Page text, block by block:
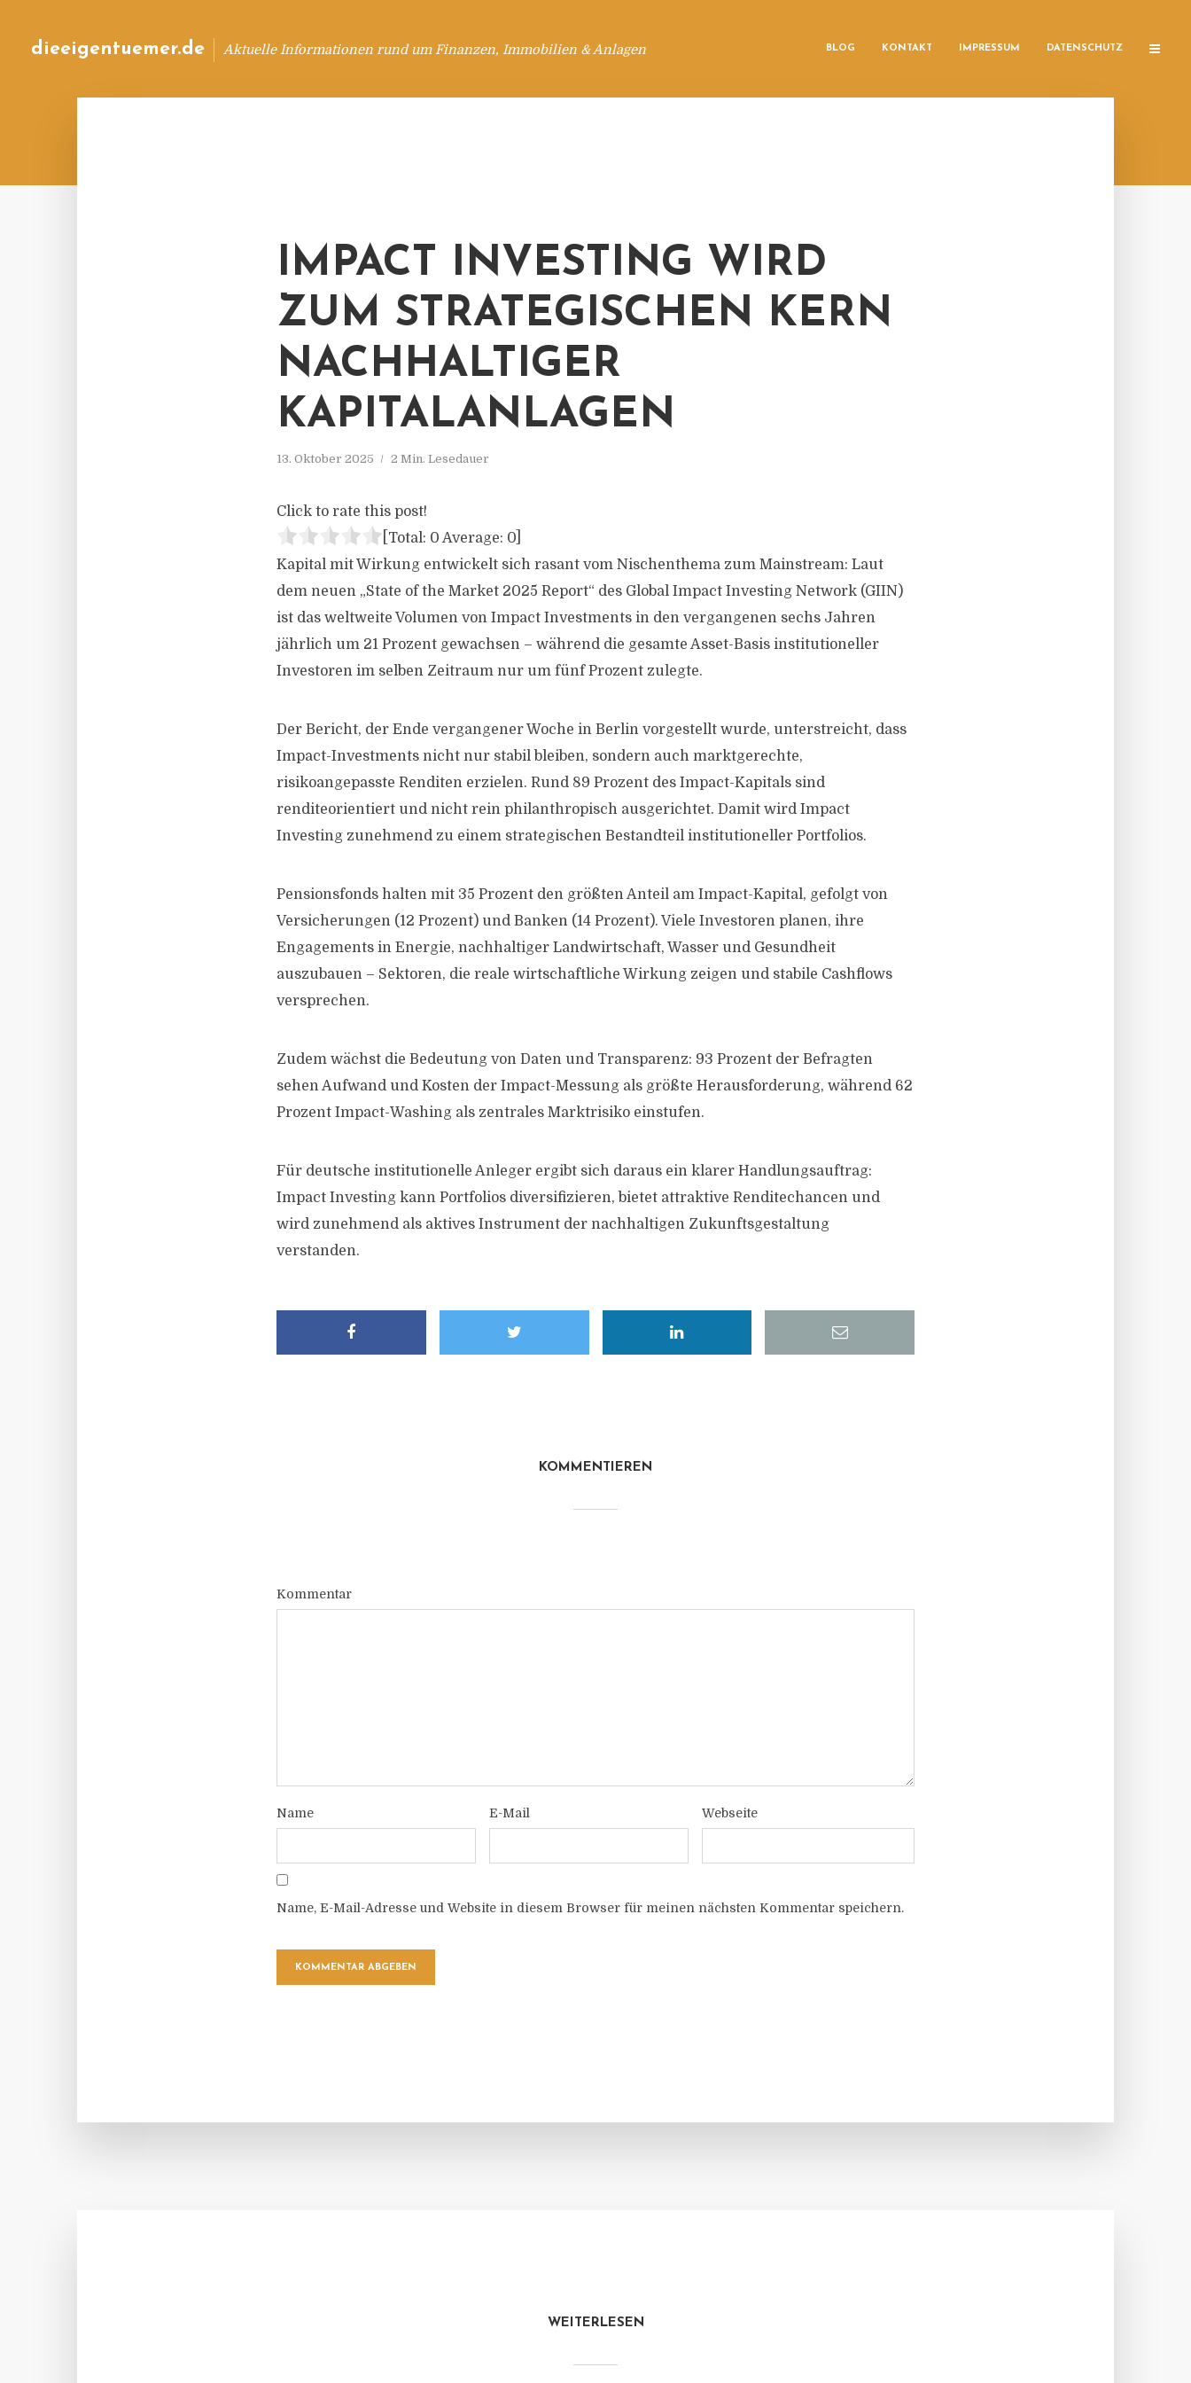
dieeigentuemer.de Aktuelle Informationen rund um Finanzen, Immobilien & Anlagen BLOG KONTAKT IMPRESSUM DATENSCHUTZ
IMPACT INVESTING WIRD
ZUM STRATEGISCHEN KERN
NACHHALTIGER
KAPITALANLAGEN
13. Oktober 2025 2 Min. Lesedauer
Click to rate this post!
[Total: 0 Average: 0
Kapital mit Wirkung entwickelt sich rasant vom Nischenthema zum Mainstream: Laut
dem neuen „State of the Market 2025 Report“ des Global Impact Investing Network (GIIN)
ist das weltweite Volumen von Impact Investments in den vergangenen sechs Jahren
jährlich um 21 Prozent gewachsen – während die gesamte Asset-Basis institutioneller
Investoren im selben Zeitraum nur um fünf Prozent zulegte.
Der Bericht, der Ende vergangener Woche in Berlin vorgestellt wurde, unterstreicht, dass
Impact-Investments nicht nur stabil bleiben, sondern auch marktgerechte,
risikoangepasste Renditen erzielen. Rund 89 Prozent des Impact-Kapitals sind
renditeorientiert und nicht rein philanthropisch ausgerichtet. Damit wird Impact
Investing zunehmend zu einem strategischen Bestandteil institutioneller Portfolios.
Pensionsfonds halten mit 35 Prozent den größten Anteil am Impact-Kapital, gefolgt von
Versicherungen (12 Prozent) und Banken (14 Prozent). Viele Investoren planen, ihre
Engagements in Energie, nachhaltiger Landwirtschaft, Wasser und Gesundheit
auszubauen – Sektoren, die reale wirtschaftliche Wirkung zeigen und stabile Cashflows
versprechen.
Zudem wächst die Bedeutung von Daten und Transparenz: 93 Prozent der Befragten
sehen Aufwand und Kosten der Impact-Messung als größte Herausforderung, während 62
Prozent Impact-Washing als zentrales Marktrisiko einstufen.
Für deutsche institutionelle Anleger ergibt sich daraus ein klarer Handlungsauftrag:
Impact Investing kann Portfolios diversifizieren, bietet attraktive Renditechancen und
wird zunehmend als aktives Instrument der nachhaltigen Zukunftsgestaltung
verstanden.
KOMMENTIEREN
Kommentar
Name E-Mail Webseite
Name, E-Mail-Adresse und Website in diesem Browser für meinen nächsten Kommentar speichern.
WEITERLESEN